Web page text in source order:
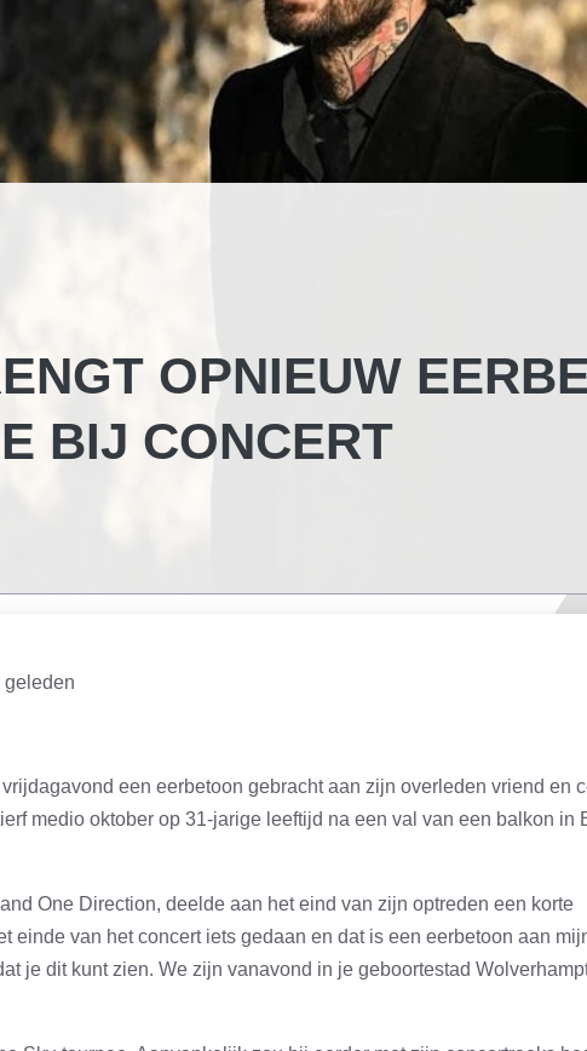
OPNIEUW
BIJ CONCERT
geleden
een eerbetoon gebracht aan zijn overleden vriend en
medio oktober op 31-jarige leeftijd na een val van een balkon in
One Direction, deelde aan het eind van zijn optreden een korte
einde van het concert iets gedaan en dat is een eerbetoon aan
je dit kunt zien. We zijn vanavond in je geboortestad